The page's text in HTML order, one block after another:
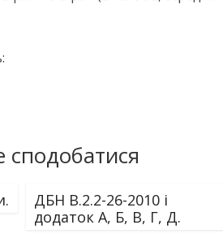
ДБН В.2.2-26-2010 і
додаток А, Б, В, Г, Д.